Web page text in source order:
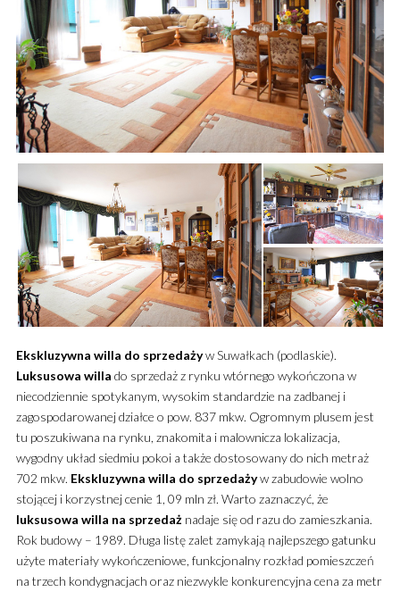
Ekskluzywna willa do sprzedażyw Suwałkach (podlaskie).
Luksusowa willa do sprzedaż z rynku wtórnego wykończona w
niecodziennie spotykanym, wysokim standardzie na zadbanej i
zagospodarowanej działce o pow. 837 mkw. Ogromnym plusem jest
tu poszukiwana na rynku, znakomita i malownicza lokalizacja,
wygodny układ siedmiu pokoi a także dostosowany do nich metraż
702 mkw. Ekskluzywna willa do sprzedażyw zabudowie wolno
stojącej i korzystnej cenie 1, 09 mln zł. Warto zaznaczyć, że
luksusowa willa na sprzedażnadaje się od razu do zamieszkania.
Rok budowy – 1989. Długa listę zalet zamykają najlepszego gatunku
użyte materiały wykończeniowe, funkcjonalny rozkład pomieszczeń
na trzech kondygnacjach oraz niezwykle konkurencyjna cena za metr